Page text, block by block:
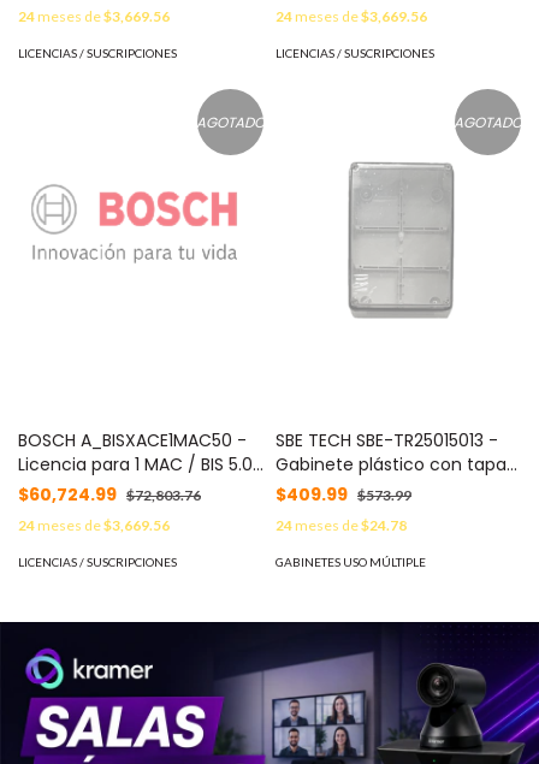
24meses de$3,669.56
LICENCIAS / SUSCRIPCIONES
24meses de$3,669.56
LICENCIAS / SUSCRIPCIONES
AGOTADO
BOSCH A_BISXACE1MAC50 -
Licencia para 1 MAC / BIS 5.0
/ ACE
$60,724.99 $72,803.76
24meses de$3,669.56
LICENCIAS / SUSCRIPCIONES
AGOTADO
SBE TECH SBE-TR25015013 -
Gabinete plástico con tapa
transparente , 20 x 20 x 13
cm multiusos con grado de
protección IP66, fabricada
en material autoextinguible
$409.99 $573.99
24meses de$24.78
GABINETES USO MÚLTIPLE